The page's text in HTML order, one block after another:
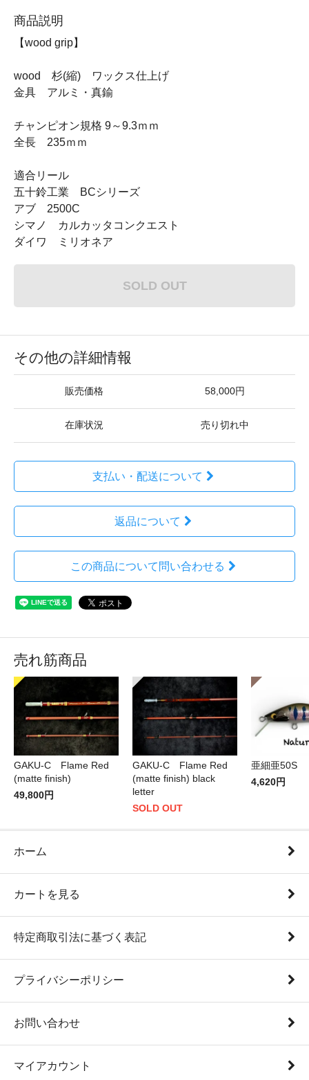
商品説明
【wood grip】
wood 杉(縮) ワックス仕上げ
金具 アルミ・真鍮
チャンピオン規格 9～9.3ｍｍ
全長 235ｍｍ
適合リール
五十鈴工業 BCシリーズ
アブ 2500C
シマノ カルカッタコンクエスト
ダイワ ミリオネア
SOLD OUT
その他の詳細情報
販売価格 58,000円
在庫状況 売り切れ中
支払い・配送について
返品について
この商品について問い合わせる
売れ筋商品
GAKU-C Flame Red
(matte finish)
49,800円
GAKU-C Flame Red
(matte finish) black
letter
SOLD OUT
亜細亜50S
4,620円
ホーム
カートを見る
特定商取引法に基づく表記
プライバシーポリシー
お問い合わせ
マイアカウント